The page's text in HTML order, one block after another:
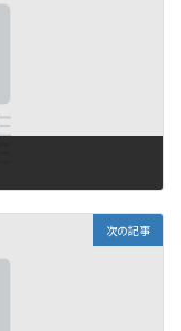
次の記事